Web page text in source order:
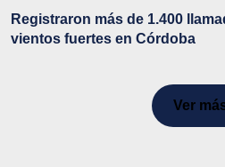
Registraron más de 1.400
vientos fuertes en Córdoba
Ver